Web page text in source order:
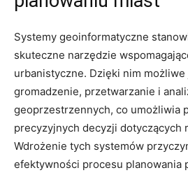
Systemy geoinformatyczne
skuteczne narzędzie
urbanistyczne. Dzięki nim
gromadzenie, przetwarzanie i
geoprzestrzennych, co umożliwia
precyzyjnych decyzji dotyczących
Wdrożenie tych systemów
efektywności procesu planowania